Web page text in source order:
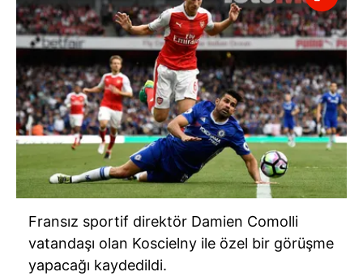
Fransız sportif direktör Damien Comolli
vatandaşı olan Koscielny ile özel bir görüşme
yapacağı kaydedildi.